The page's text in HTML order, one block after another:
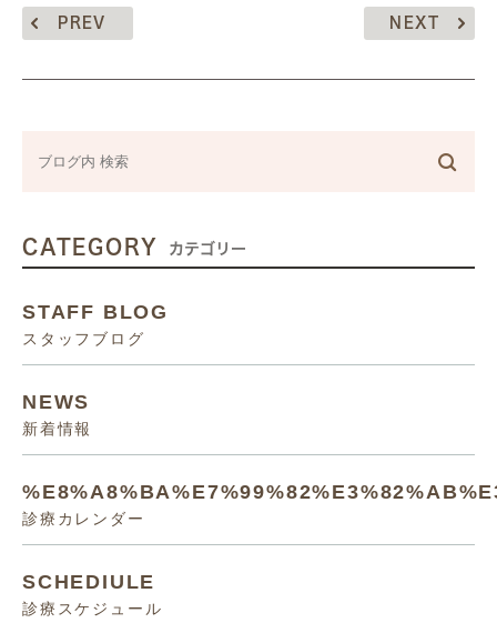
PREV NEXT
CATEGORY カテゴリー
STAFF BLOG
スタッフブログ
NEWS
新着情報
診療カレンダー
SCHEDIULE
診療スケジュール